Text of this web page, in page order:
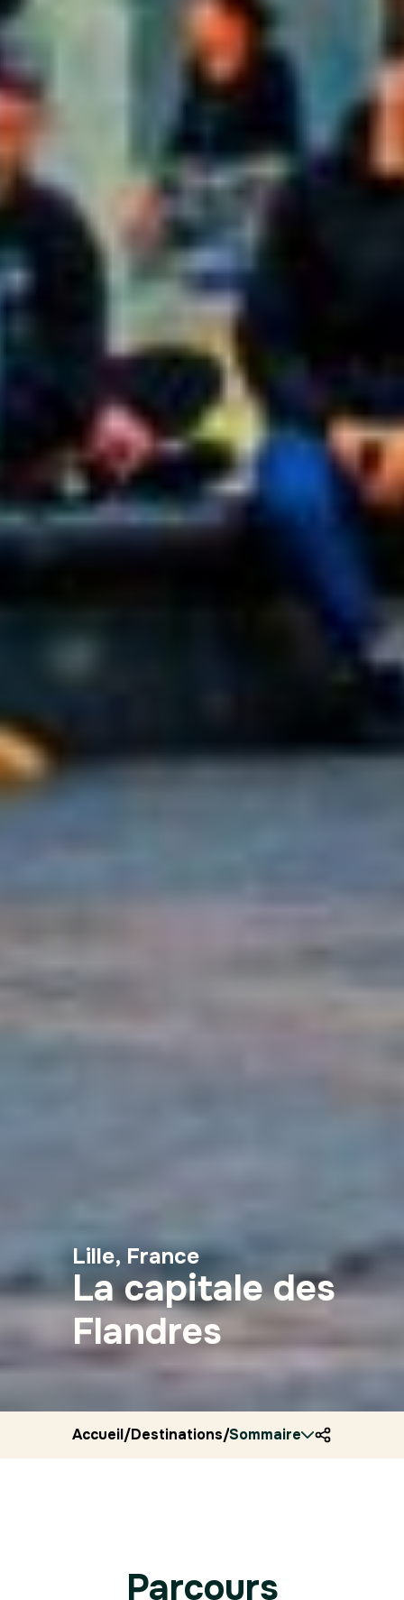
Lille, France
La capitale des
Flandres
Accueil/Destinations/France/Ryocity
Sommaire
Parcours